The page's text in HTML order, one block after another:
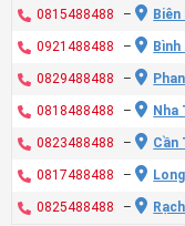
0815488488 – Biên
0921488488 – Bình
0829488488 –
0818488488 – Nha
0823488488 – Cần
0817488488 –
0825488488 –